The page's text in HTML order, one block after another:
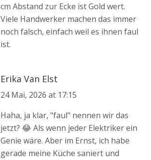
cm Abstand zur Ecke ist Gold wert.
Viele Handwerker machen das immer
noch falsch, einfach weil es ihnen faul
ist.
Erika Van Elst
24 Mai, 2026 at 17:15
Haha, ja klar, "faul" nennen wir das
jetzt? 😂 Als wenn jeder Elektriker ein
Genie wäre. Aber im Ernst, ich habe
gerade meine Küche saniert und